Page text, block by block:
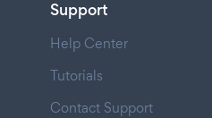
Support
Help Center
Tutorials
Contact Support